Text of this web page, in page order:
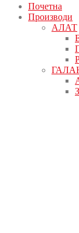
Почетна
Производи
АЛАТ